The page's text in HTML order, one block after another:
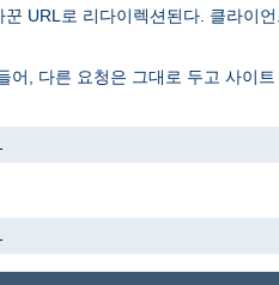
꾼 URL로 리다이렉션된다. 클라이
어, 다른 요청은 그대로 두고 사이